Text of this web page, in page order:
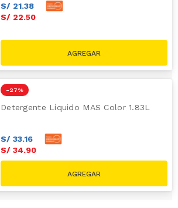
S/ 21.38
S/ 22.50
-27 %
Detergente Líquido MAS Color 1.83L
S/ 33.16
S/ 34.90
S/48.00